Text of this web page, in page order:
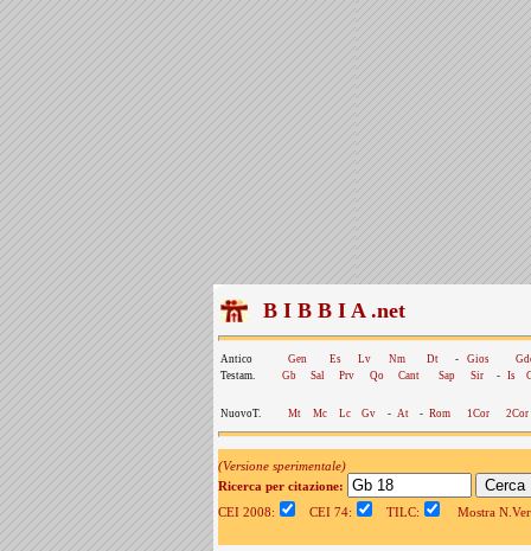
B I B B I A .net
Antico Gen Es Lv Nm Dt - Gios
Testam.
Gb Sal Prv Qo Cant Sap Sir - Is
NuovoT. Mt Mc Lc Gv - At - Rom 1Cor 2Cor
(Versione sperimentale)
Ricerca per citazione:
CEI 2008:
CEI 74: TILC: Mostra